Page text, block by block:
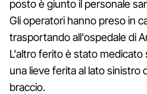
posto è giunto il personale
Gli operatori hanno preso in
trasportando all'ospedale di
L'altro ferito è stato medicato
una lieve ferita al lato sinistro
braccio.